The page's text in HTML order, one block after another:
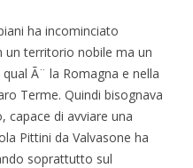
ha incominciato
un territorio nobile ma un
Ã¨ la Romagna e nella
Terme. Quindi bisognava
capace di avviare una
Pittini da Valvasone ha
soprattutto sul